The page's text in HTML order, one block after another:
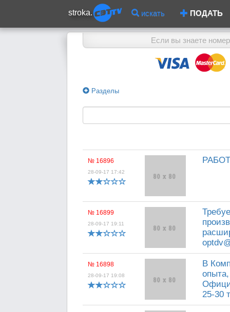
stroka. искать ПОДАТЬ
Если вы знаете
Разделы
№ 16896
28-09-17 17:42
№ 16899
28-09-17 19:11
№ 16898
28-09-17 19:08
В
25-30